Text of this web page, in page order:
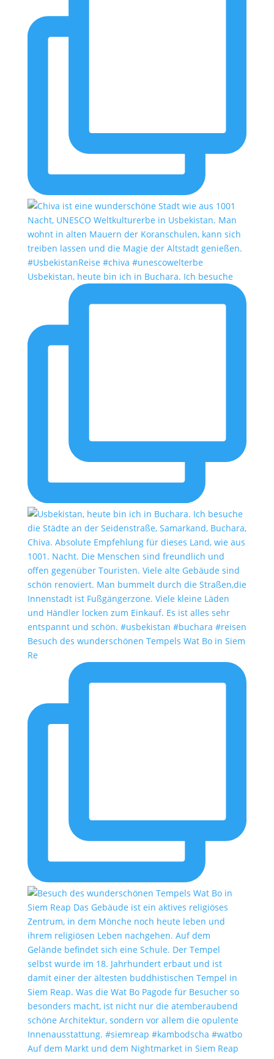
Usbekistan, heute bin ich in Buchara. Ich besuche
Besuch des wunderschönen Tempels Wat Bo in Siem
Re
Auf dem Markt und dem Nightmarket in Siem Reap